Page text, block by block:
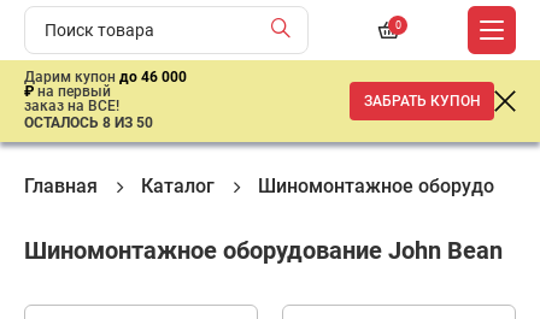
0
Дарим купон до 46 000
₽ на первый
заказ на ВСЕ!
ОСТАЛОСЬ 8 ИЗ 50
ЗАБРАТЬ КУПОН
Главная Каталог Шиномонтажное
Шиномонтажное оборудование John Bean